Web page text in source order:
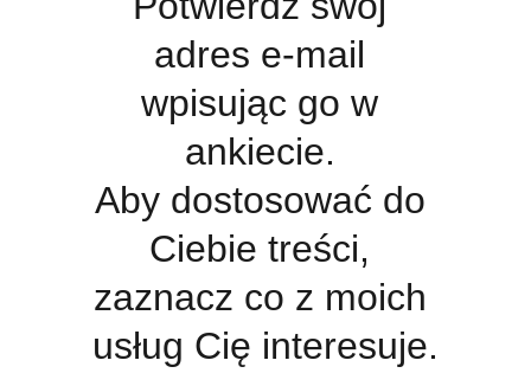
adres e-mail
wpisując go w
ankiecie.
Aby dostosować do
Ciebie treści,
zaznacz co z moich
usług Cię interesuje.